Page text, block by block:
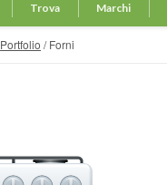
Trova Marchi
Portfolio /Forni